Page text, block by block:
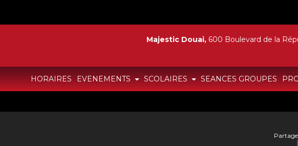
HORAIRES EVENEMENTS SCOLAIRES SEANCES GROUPES
Majestic Douai, 600 Boulevard de la